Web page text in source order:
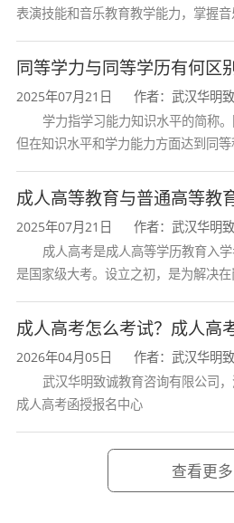
表演技能和音乐教育教学能力，掌握
创新精神和艺术感染力，能在专业
同等学力与同等学历有何区
2025年07月21日
作者：武汉华明
学力指学习能力知识水平的简称
但在知识水平和学力能力方面达到同
者或报考研究生的考生中，虽然没
成人高等教育与普通高等教
2025年07月21日
作者：武汉华明
成人高考是成人高等学历教育入
是国家级大考。设立之初，是为解决
在行业的骨干，一些人走上了领导
成人高考怎么考试？成人高
2026年04月05日
作者：武汉华明
武汉华明致诚教育咨询有限公司
成人高考函授报名中心
查看更多